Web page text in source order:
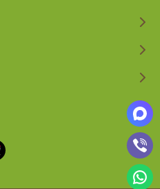
Беречь от прямых